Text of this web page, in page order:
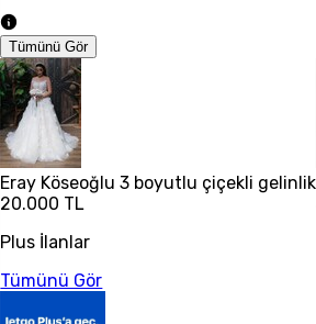
Tümünü Gör
Eray Köseoğlu 3 boyutlu çiçekli gelinlik
20.000 TL
Plus İlanlar
Tümünü Gör